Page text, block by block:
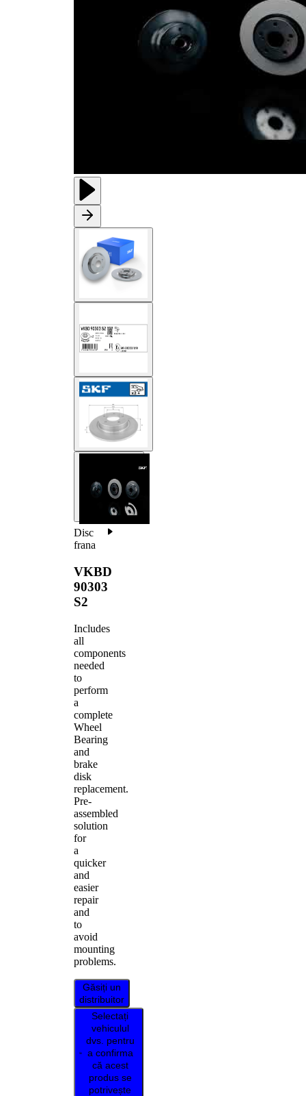
Disc
frana
VKBD
90303
S2
Includes
all
components
needed
to
perform
a
complete
Wheel
Bearing
and
brake
disk
replacement.
Pre-
assembled
solution
for
a
quicker
and
easier
repair
and
to
avoid
mounting
problems.
Găsiți un
distribuitor
Selectați
vehiculul
dvs. pentru
a confirma
că acest
produs se
potrivește